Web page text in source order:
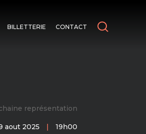
BILLETTERIE CONTACT
représentation
aout 2025 |
19h00